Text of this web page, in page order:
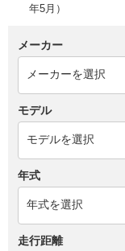
年5月）
メーカー
モデル
年式
走行距離